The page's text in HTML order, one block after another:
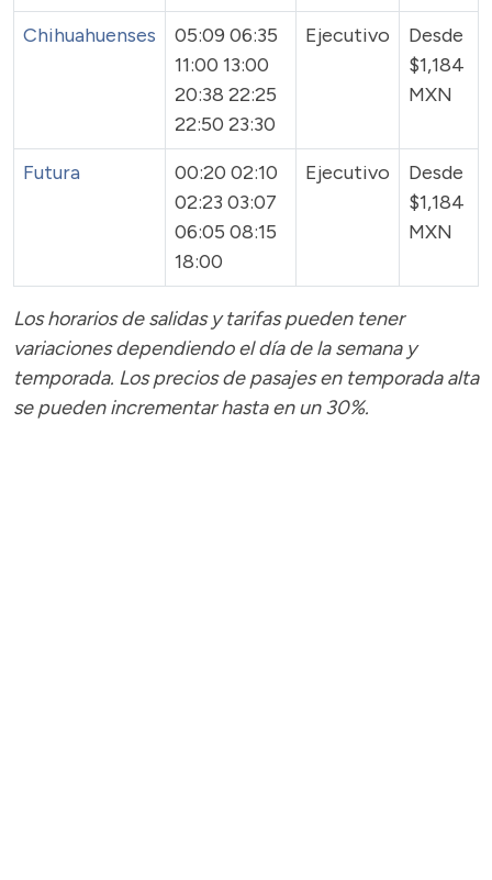
Chihuahuenses
05:09 06:35
11:00 13:00
20:38 22:25
22:50 23:30
Ejecutivo
Desde
$1,184
MXN
Futura
00:20 02:10
02:23 03:07
06:05 08:15
18:00
Ejecutivo
Desde
$1,184
MXN
Los horarios de salidas y tarifas pueden tener
variaciones dependiendo el día de la semana y
temporada. Los precios de pasajesen temporada alta
se pueden incrementar hasta en un 30%.